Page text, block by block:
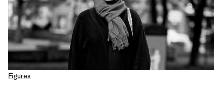
Figures